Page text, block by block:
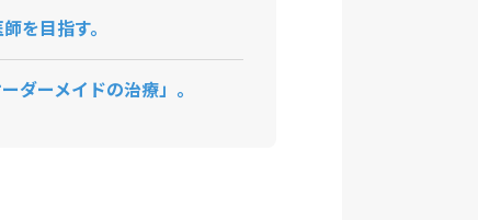
を目指す。
ダーメイドの治療」。